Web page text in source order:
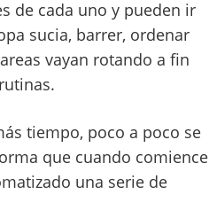
de cada uno y pueden ir
sucia, barrer, ordenar
vayan rotando a fin
tiempo, poco a poco se
que cuando comience
una serie de